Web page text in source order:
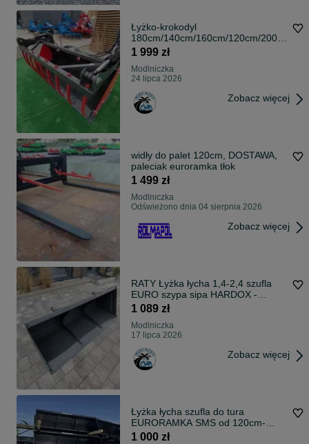
Łyżko-krokodyl
180cm/140cm/160cm/120cm/200c
m/220cm/240cm łycho-krokodyl
DOSTAWA CAŁA POLSKA!!
1 999 zł
Modlniczka
24 lipca 2026
Zobacz więcej
widły do palet 120cm, DOSTAWA,
paleciak euroramka tłok
1 499 zł
Modlniczka
Odświeżono dnia 04 sierpnia 2026
Zobacz więcej
RATY Łyżka łycha 1,4-2,4 szufla
EURO szypa sipa HARDOX -
WZMOCNIONA
1 089 zł
Modlniczka
17 lipca 2026
Zobacz więcej
Łyżka łycha szufla do tura
EURORAMKA SMS od 120cm-
220cm nowa
1 000 zł